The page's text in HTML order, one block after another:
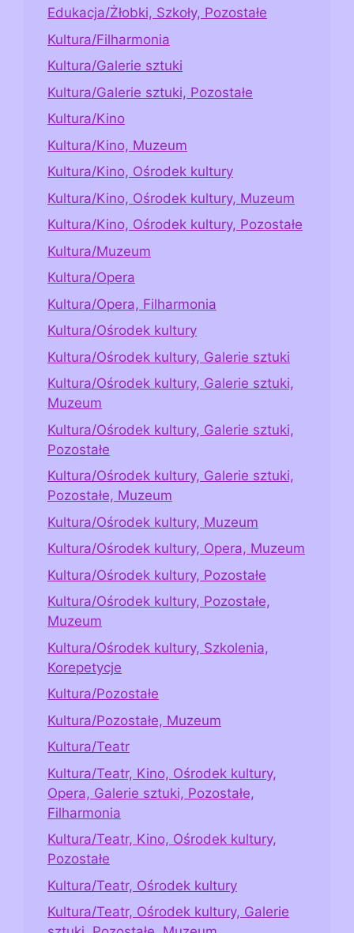
Edukacja/Żłobki, Szkoły, Pozostałe
Kultura/Filharmonia
Kultura/Galerie sztuki
Kultura/Galerie sztuki, Pozostałe
Kultura/Kino
Kultura/Kino, Muzeum
Kultura/Kino, Ośrodek kultury
Kultura/Kino, Ośrodek kultury, Muzeum
Kultura/Kino, Ośrodek kultury, Pozostałe
Kultura/Muzeum
Kultura/Opera
Kultura/Opera, Filharmonia
Kultura/Ośrodek kultury
Kultura/Ośrodek kultury, Galerie sztuki
Kultura/Ośrodek kultury, Galerie sztuki,
Muzeum
Kultura/Ośrodek kultury, Galerie sztuki,
Pozostałe
Kultura/Ośrodek kultury, Galerie sztuki,
Pozostałe, Muzeum
Kultura/Ośrodek kultury, Muzeum
Kultura/Ośrodek kultury, Opera, Muzeum
Kultura/Ośrodek kultury, Pozostałe
Kultura/Ośrodek kultury, Pozostałe,
Muzeum
Kultura/Ośrodek kultury, Szkolenia,
Korepetycje
Kultura/Pozostałe
Kultura/Pozostałe, Muzeum
Kultura/Teatr
Kultura/Teatr, Kino, Ośrodek kultury,
Opera, Galerie sztuki, Pozostałe,
Filharmonia
Kultura/Teatr, Kino, Ośrodek kultury,
Pozostałe
Kultura/Teatr, Ośrodek kultury
Kultura/Teatr, Ośrodek kultury, Galerie